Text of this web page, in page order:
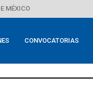
MÉXICO
CONVOCATORIAS